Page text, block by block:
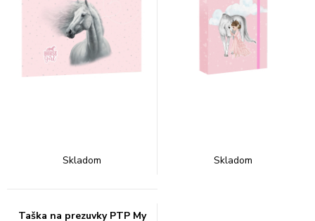
Skladom Skladom
Taška na prezuvky PTP My